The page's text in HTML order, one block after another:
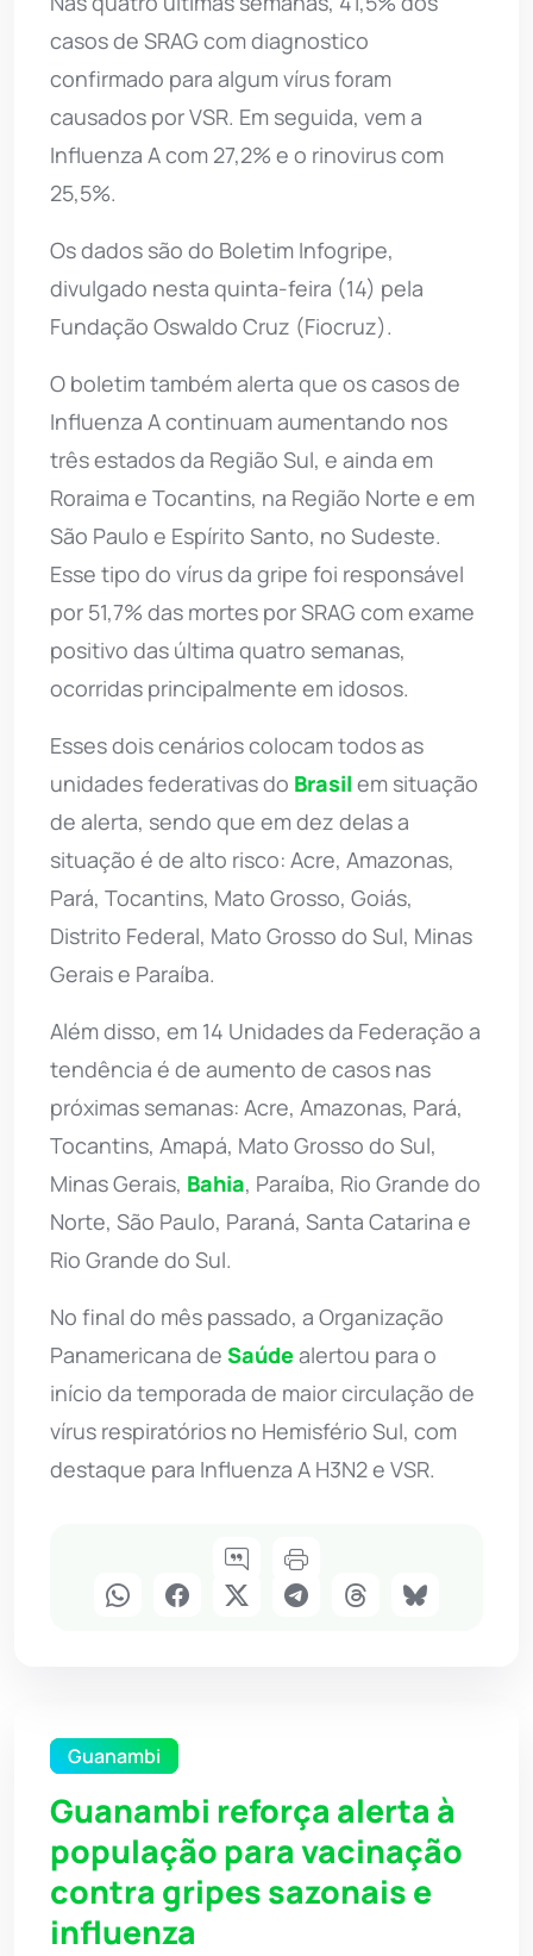
casos de SRAG com diagnostico
confirmado para algum vírus foram
causados por VSR. Em seguida, vem a
Influenza A com 27,2% e o rinovirus com
25,5%.
Os dados são do Boletim Infogripe,
divulgado nesta quinta-feira (14) pela
Fundação Oswaldo Cruz (Fiocruz).
O boletim também alerta que os casos de
Influenza A continuam aumentando nos
três estados da Região Sul, e ainda em
Roraima e Tocantins, na Região Norte e em
São Paulo e Espírito Santo, no Sudeste.
Esse tipo do vírus da gripe foi responsável
por 51,7% das mortes por SRAG com exame
positivo das última quatro semanas,
ocorridas principalmente em idosos.
Esses dois cenários colocam todos as
unidades federativas do Brasil em situação
de alerta, sendo que em dez delas a
situação é de alto risco: Acre, Amazonas,
Pará, Tocantins, Mato Grosso, Goiás,
Distrito Federal, Mato Grosso do Sul, Minas
Gerais e Paraíba.
Além disso, em 14 Unidades da Federação a
tendência é de aumento de casos nas
próximas semanas: Acre, Amazonas, Pará,
Tocantins, Amapá, Mato Grosso do Sul,
Minas Gerais, Bahia, Paraíba, Rio Grande do
Norte, São Paulo, Paraná, Santa Catarina e
Rio Grande do Sul.
No final do mês passado, a Organização
Panamericana de Saúdealertou para o
início da temporada de maior circulação de
vírus respiratórios no Hemisfério Sul, com
destaque para Influenza A H3N2 e VSR.
Guanambi
Guanambi reforça alerta à
população para vacinação
contra gripes sazonais e
influenza